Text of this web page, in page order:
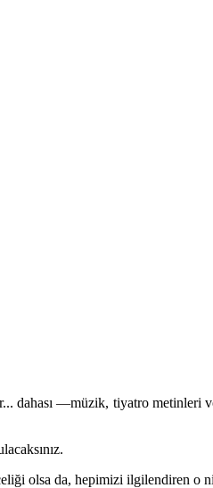
dahası—müzik, tiyatro metinleri
olsa da, hepimizi ilgilendiren o